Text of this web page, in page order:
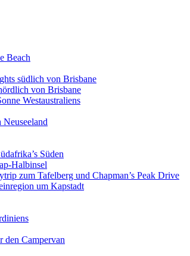
Beach
südlich von Brisbane
von Brisbane
Westaustraliens
Süden
Halbinsel
zum Tafelberg und Chapman’s Peak Drive
um Kapstadt
den Campervan